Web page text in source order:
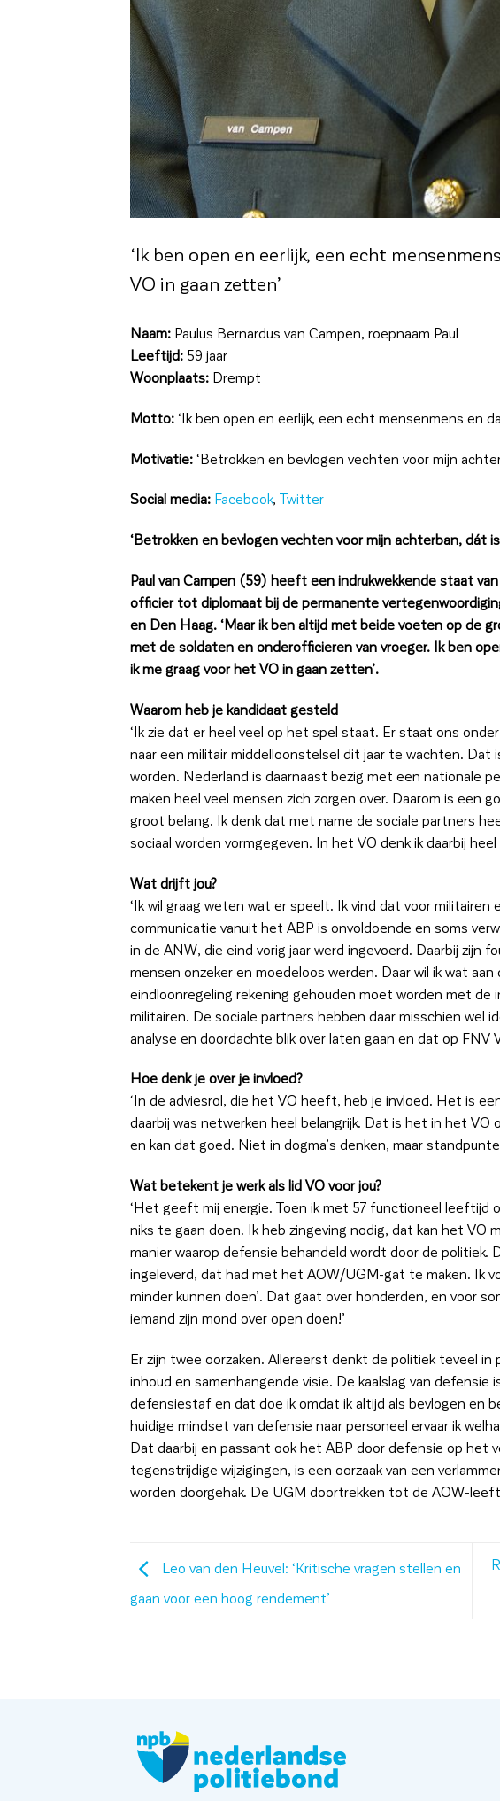
‘Ik ben open en eerlijk, een echt
VO in gaan zetten’
Naam: Paulus Bernardus van Campen, roepnaam Paul
Leeftijd: 59 jaar
Woonplaats: Drempt
Motto: ‘Ik ben open en eerlijk, een echt mensenmens en
Motivatie: ‘Betrokken en bevlogen vechten voor mijn
Social media: Facebook, Twitter
‘Betrokken en bevlogen vechten voor mijn achterban, dát
Paul van Campen (59) heeft een indrukwekkende staat
officier tot diplomaat bij de permanente
en Den Haag. ‘Maar ik ben altijd met beide voeten op de
met de soldaten en onderofficieren van vroeger. Ik ben
ik me graag voor het VO in gaan zetten’.
Waarom heb je kandidaat gesteld
‘Ik zie dat er heel veel op het spel staat. Er staat ons
naar een militair middelloonstelsel dit jaar te wachten. Dat
worden. Nederland is daarnaast bezig met een nationale
maken heel veel mensen zich zorgen over. Daarom is een
groot belang. Ik denk dat met name de sociale partners
sociaal worden vormgegeven. In het VO denk ik daarbij
Wat drijft jou?
‘Ik wil graag weten wat er speelt. Ik vind dat voor
communicatie vanuit het ABP is onvoldoende en soms
in de ANW, die eind vorig jaar werd ingevoerd. Daarbij zijn
mensen onzeker en moedeloos werden. Daar wil ik wat
eindloonregeling rekening gehouden moet worden met de
militairen. De sociale partners hebben daar misschien wel
analyse en doordachte blik over laten gaan en dat op FNV
Hoe denk je over je invloed?
‘In de adviesrol, die het VO heeft, heb je invloed. Het is
daarbij was netwerken heel belangrijk. Dat is het in het
en kan dat goed. Niet in dogma’s denken, maar
Wat betekent je werk als lid VO voor jou?
‘Het geeft mij energie. Toen ik met 57 functioneel leeftijd
niks te gaan doen. Ik heb zingeving nodig, dat kan het VO
manier waarop defensie behandeld wordt door de politiek.
ingeleverd, dat had met het AOW/UGM-gat te maken. Ik
minder kunnen doen’. Dat gaat over honderden, en voor
iemand zijn mond over open doen!’
Er zijn twee oorzaken. Allereerst denkt de politiek teveel
inhoud en samenhangende visie. De kaalslag van
defensiestaf en dat doe ik omdat ik altijd als bevlogen en
huidige mindset van defensie naar personeel ervaar ik
Dat daarbij en passant ook het ABP door defensie op het
tegenstrijdige wijzigingen, is een oorzaak van een
worden doorgehak. De UGM doortrekken tot de AOW-
Leo van den Heuvel: ‘Kritische vragen stellen en
gaan voor een hoog rendement’